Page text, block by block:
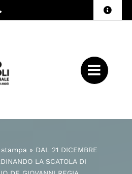
Toggle
» DAL 21 DICEMBRE
LA SCATOLA DI